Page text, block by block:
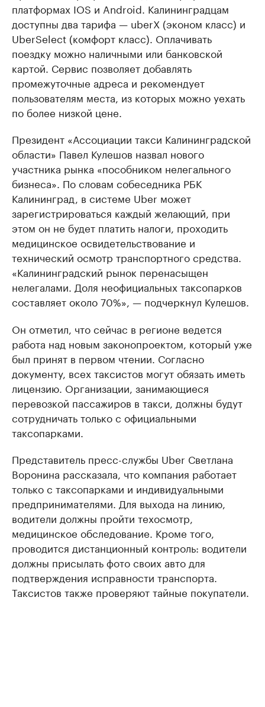
платформах IOS и Android. Калининградцам
доступны два тарифа — uberX (эконом класс) и
UberSelect (комфорт класс). Оплачивать
поездку можно наличными или банковской
картой. Сервис позволяет добавлять
промежуточные адреса и рекомендует
пользователям места, из которых можно уехать
по более низкой цене.
Президент «Ассоциации такси Калининградской
области» Павел Кулешов назвал нового
участника рынка «пособником нелегального
бизнеса». По словам собеседника РБК
Калининград, в системе Uber может
зарегистрироваться каждый желающий, при
этом он не будет платить налоги, проходить
медицинское освидетельствование и
технический осмотр транспортного средства.
«Калининградский рынок перенасыщен
нелегалами. Доля неофициальных таксопарков
составляет около 70%», — подчеркнул Кулешов.
Он отметил, что сейчас в регионе ведется
работа над новым законопроектом, который уже
был принят в первом чтении. Согласно
документу, всех таксистов могут обязать иметь
лицензию. Организации, занимающиеся
перевозкой пассажиров в такси, должны будут
сотрудничать только с официальными
таксопарками.
Представитель пресс-службы Uber Светлана
Воронина рассказала, что компания работает
только с таксопарками и индивидуальными
предпринимателями. Для выхода на линию,
водители должны пройти техосмотр,
медицинское обследование. Кроме того,
проводится дистанционный контроль: водители
должны присылать фото своих авто для
подтверждения исправности транспорта.
Таксистов также проверяют тайные покупатели.